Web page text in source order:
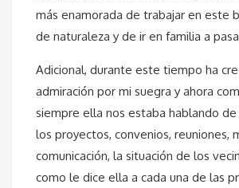
más enamorada de trabajar en este
de naturaleza y de ir en familia a
Adicional, durante este tiempo ha
admiración por mi suegra y ahora
siempre ella nos estaba hablando de
los proyectos, convenios, reuniones,
comunicación, la situación de los
como le dice ella a cada una de las